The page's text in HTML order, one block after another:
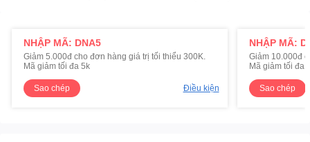
NHẬP MÃ: DNA5
Giảm 5.000đ cho đơn hàng giá trị tối thiểu 300K.
Mã giảm tối đa 5k
Sao chép Điều kiện
NHẬP MÃ:
Giảm 10.000đ
Mã giảm tối đa
Sao chép